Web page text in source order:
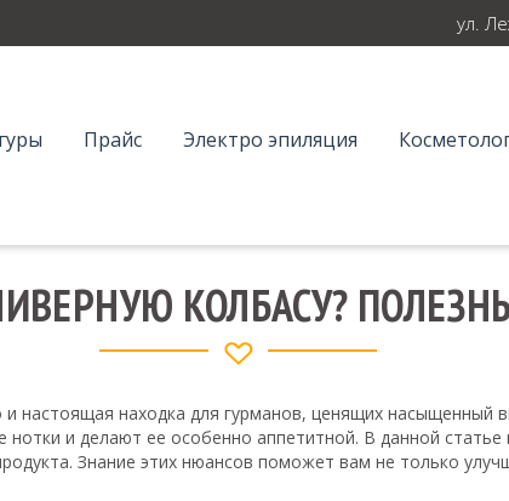
ул.
Прайс Электро эпиляция
КОЛБАСУ?
настоящая находка для гурманов, ценящих
и делают ее особенно аппетитной. В данной
Знание этих нюансов поможет вам не только